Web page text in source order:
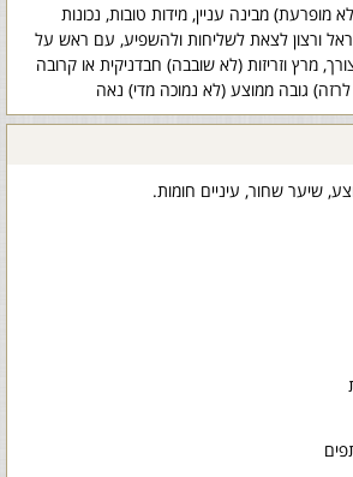
מבינה עניין, מידות טובות, נכונות
ורצון לצאת לשליחות ולהשפיע, עם ראש על
מרץ וזריזות (לא שובבה) חבדניקית או קרובה
גובה ממוצע (לא נמוכה מדי) נאה
שיער שחור, עיניים חומות.